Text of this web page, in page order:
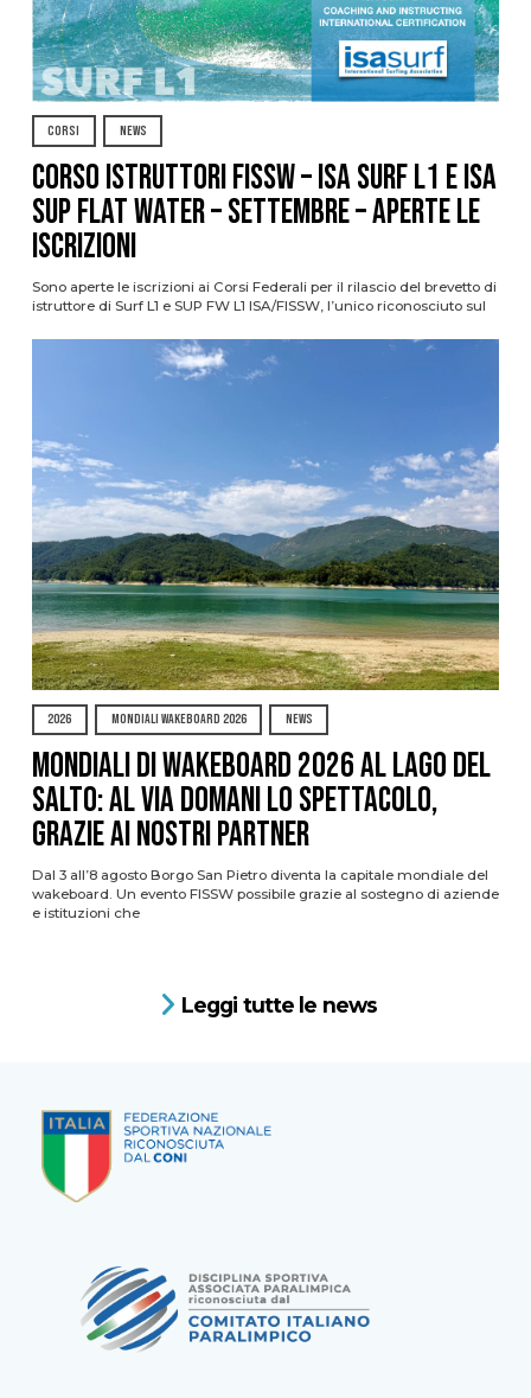
CORSI NEWS
CORSO ISTRUTTORI FISSW – ISA SURF L1 e ISA
SUP Flat Water – SETTEMBRE – APERTE LE
ISCRIZIONI
Sono aperte le iscrizioni ai Corsi Federali per il rilascio del brevetto di
istruttore di Surf L1 e SUP FW L1 ISA/FISSW, l’unico riconosciuto sul
2026 MONDIALI WAKEBOARD 2026 NEWS
Mondiali di Wakeboard 2026 al Lago del
Salto: al via domani lo spettacolo,
grazie ai nostri Partner
Dal 3 all’8 agosto Borgo San Pietro diventa la capitale mondiale del
wakeboard. Un evento FISSW possibile grazie al sostegno di aziende
e istituzioni che
Leggi tutte le news